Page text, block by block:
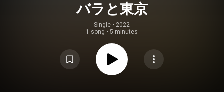
バラと東京
Single • 2022
1 song • 5 minutes